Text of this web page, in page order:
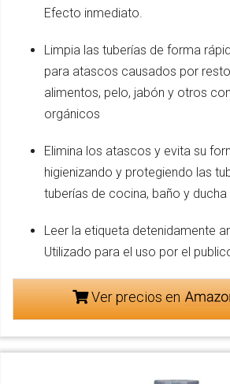
Efecto inmediato.
Limpia las tuberías de forma
para atascos causados por
alimentos, pelo, jabón y otros
orgánicos
Elimina los atascos y evita su
higienizando y protegiendo las
tuberías de cocina, baño y ducha
Leer la etiqueta detenidamente
Utilizado para el uso por el
Ver precios en